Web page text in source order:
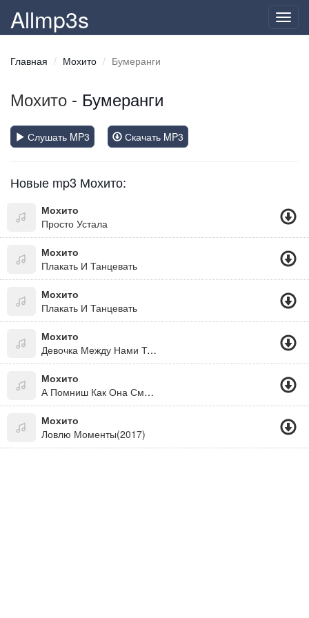
Allmp3s
Главная Мохито Бумеранги
Мохито - Бумеранги
Слушать MP3 Скачать MP3
Новые mp3 Мохито:
Мохито
Просто Устала
Мохито
Плакать И Танцевать
Мохито
Плакать И Танцевать
Мохито
Девочка Между Нами Тик Ток (2020)
Мохито
А Помниш Как Она Смеётся
Мохито
Ловлю Моменты(2017)